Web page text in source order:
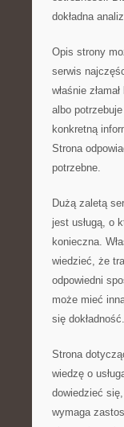
dokładna
Opis strony
serwis
właśnie
albo
konkretną
Strona
potrzebne.
Dużą zaletą
jest usługą, o
konieczna.
wiedzieć, że
odpowiedni
może mieć
się dokładność.
Strona
wiedzę o
dowiedzieć
wymaga